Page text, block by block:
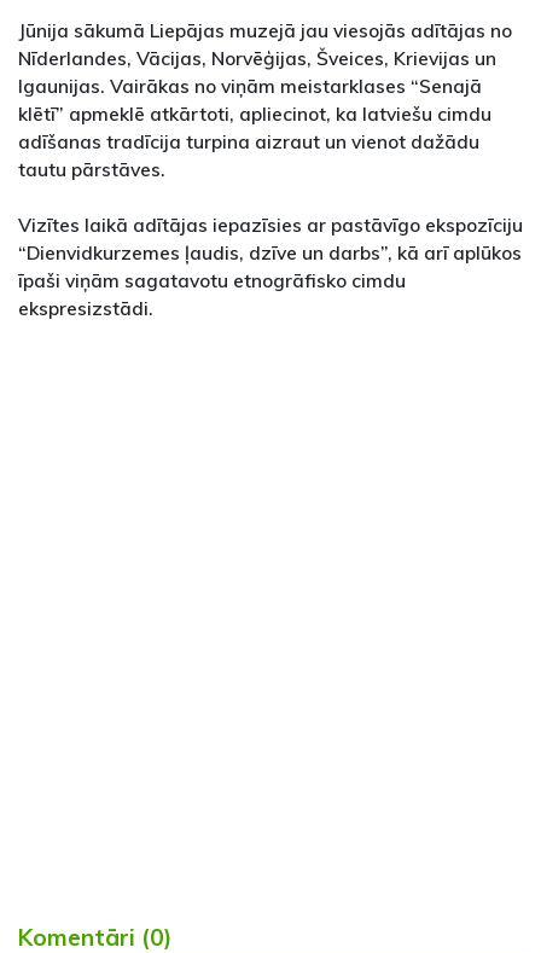
Jūnija sākumā Liepājas muzejā jau viesojās adītājas no
Nīderlandes, Vācijas, Norvēģijas, Šveices, Krievijas un
Igaunijas. Vairākas no viņām meistarklases “Senajā
klētī” apmeklē atkārtoti, apliecinot, ka latviešu cimdu
adīšanas tradīcija turpina aizraut un vienot dažādu
tautu pārstāves.
Vizītes laikā adītājas iepazīsies ar pastāvīgo ekspozīciju
“Dienvidkurzemes ļaudis, dzīve un darbs”, kā arī aplūkos
īpaši viņām sagatavotu etnogrāfisko cimdu
ekspresizstādi.
Komentāri (0)